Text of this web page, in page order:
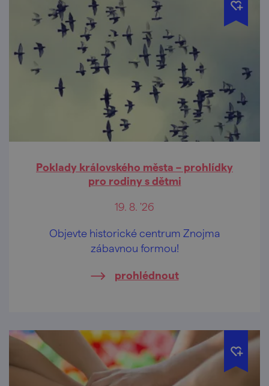
Poklady královského města – prohlídky
pro rodiny s dětmi
19. 8. '26
Objevte historické centrum Znojma
zábavnou formou!
prohlédnout